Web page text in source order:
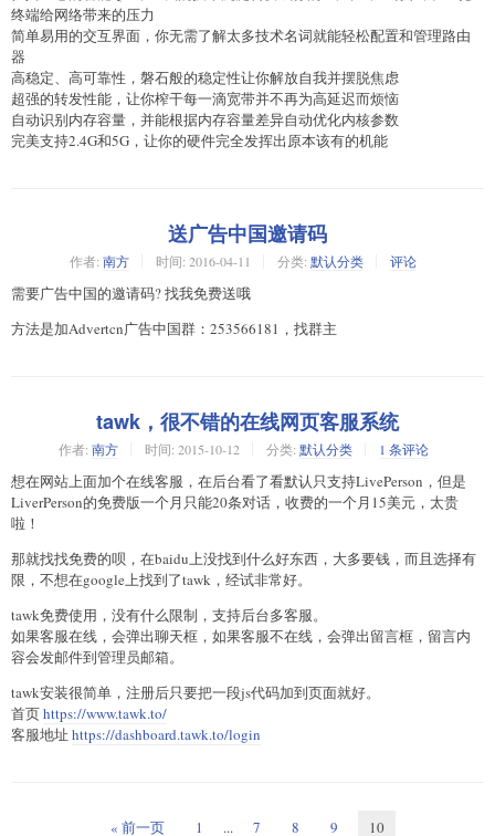
终端给网络带来的压力
简单易用的交互界面，你无需了解太多技术名词就能轻松配置和管理路由
器
高稳定、高可靠性，磐石般的稳定性让你解放自我并摆脱焦虑
超强的转发性能，让你榨干每一滴宽带并不再为高延迟而烦恼
自动识别内存容量，并能根据内存容量差异自动优化内核参数
完美支持2.4G和5G，让你的硬件完全发挥出原本该有的机能
送广告中国邀请码
作者: 南方 时间: 2016-04-11 分类: 默认分类 评论
需要广告中国的邀请码? 找我免费送哦
方法是加Advertcn广告中国群：253566181，找群主
tawk，很不错的在线网页客服系统
作者: 南方 时间: 2015-10-12 分类: 默认分类 1 条评论
想在网站上面加个在线客服，在后台看了看默认只支持LivePerson，但是
LiverPerson的免费版一个月只能20条对话，收费的一个月15美元，太贵
啦！
那就找找免费的呗，在baidu上没找到什么好东西，大多要钱，而且选择有
限，不想在google上找到了tawk，经试非常好。
tawk免费使用，没有什么限制，支持后台多客服。
如果客服在线，会弹出聊天框，如果客服不在线，会弹出留言框，留言内
容会发邮件到管理员邮箱。
tawk安装很简单，注册后只要把一段js代码加到页面就好。
首页https://www.tawk.to/
客服地址 https://dashboard.tawk.to/login
« 前一页 1 ... 7 8 9 10